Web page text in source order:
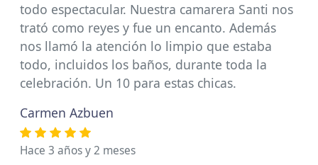
todo espectacular. Nuestra camarera Santi nos
trató como reyes y fue un encanto. Además
nos llamó la atención lo limpio que estaba
todo, incluidos los baños, durante toda la
celebración. Un 10 para estas chicas.
Carmen Azbuen
Hace 3 años y 2 meses